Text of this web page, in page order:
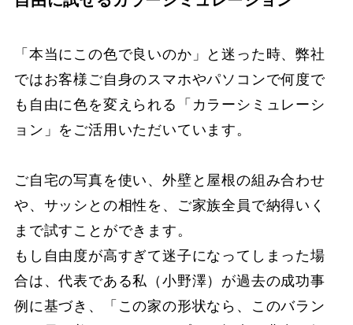
「本当にこの色で良いのか」と迷った時、弊社
ではお客様ご自身のスマホやパソコンで何度で
も自由に色を変えられる「カラーシミュレーシ
ョン」をご活用いただいています。
ご自宅の写真を使い、外壁と屋根の組み合わせ
や、サッシとの相性を、ご家族全員で納得いく
まで試すことができます。
もし自由度が高すぎて迷子になってしまった場
合は、代表である私（小野澤）が過去の成功事
例に基づき、「この家の形状なら、このバラン